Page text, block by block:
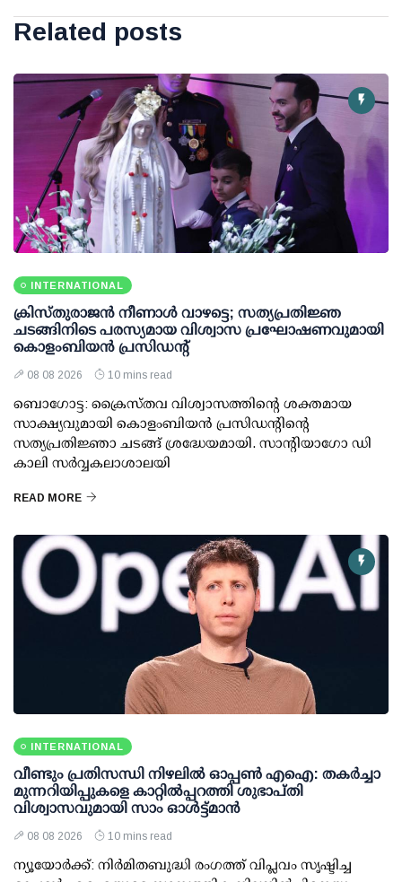
Related posts
INTERNATIONAL
ക്രിസ്തുരാജൻ നീണാൾ വാഴട്ടെ; സത്യപ്രതിജ്ഞ
ചടങ്ങിനിടെ പരസ്യമായ വിശ്വാസ പ്രഘോഷണവുമായി
കൊളംബിയൻ പ്രസിഡന്റ്
08 08 2026 10 mins read
ബൊഗോട്ട: ക്രൈസ്തവ വിശ്വാസത്തിന്റെ ശക്തമായ
സാക്ഷ്യവുമായി കൊളംബിയൻ പ്രസിഡന്റിന്റെ
സത്യപ്രതിജ്ഞാ ചടങ്ങ് ശ്രദ്ധേയമായി. സാന്റിയാഗോ ഡി
കാലി സർവ്വകലാശാലയി
READ MORE
INTERNATIONAL
വീണ്ടും പ്രതിസന്ധി നിഴലില്‍ ഓപ്പണ്‍ എഐ: തകര്‍ച്ചാ
മുന്നറിയിപ്പുകളെ കാറ്റില്‍പ്പറത്തി ശുഭാപ്തി
വിശ്വാസവുമായി സാം ഓള്‍ട്ട്മാന്‍
08 08 2026 10 mins read
ന്യൂയോര്‍ക്ക്: നിര്‍മിതബുദ്ധി രംഗത്ത് വിപ്ലവം സൃഷ്ടിച്ച